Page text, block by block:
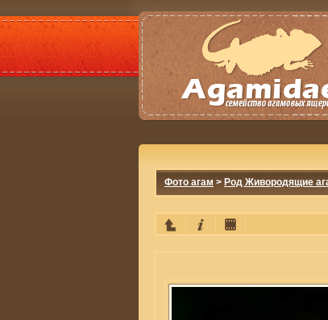
Фото агам > Род Живородящие